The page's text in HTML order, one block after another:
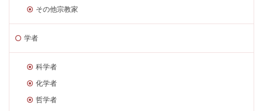
その他宗教家
学者
科学者
化学者
哲学者